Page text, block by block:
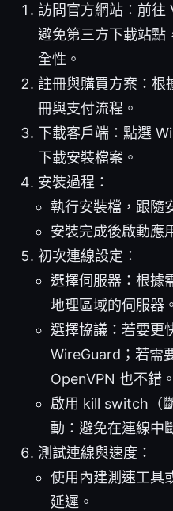
訪問官方網站：前往
避免第三方下載站點
全性。
註冊與購買方案：根
冊與支付流程。
下載客戶端：點選
下載安裝檔案。
安裝過程：
執行安裝檔，跟隨
安裝完成後啟動應
初次連線設定：
選擇伺服器：根據
地理區域的伺服器。
選擇協議：若要更
WireGuard；若需
OpenVPN 也不錯。
啟用 kill switch（
動：避免在連線中
測試連線與速度：
使用內建測速工具
延遲。